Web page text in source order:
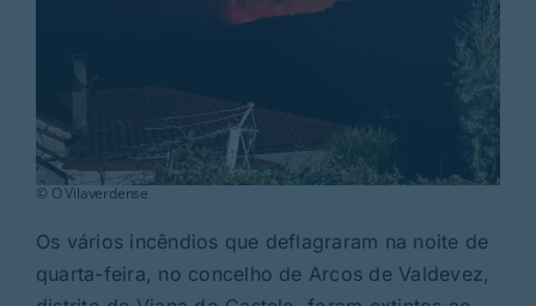
© O Vilaverdense
Os vários incêndios que deflagraram na noite de
quarta-feira, no concelho de Arcos de Valdevez,